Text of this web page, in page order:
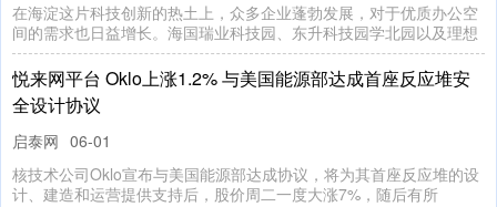
在海淀这片科技创新的热土上，众多企业蓬勃发展，对于优质办公空
间的需求也日益增长。海国瑞业科技园、东升科技园学北园以及理想
悦来网平台 Oklo上涨1.2% 与美国能源部达成首座反应堆安
全设计协议
启泰网 06-01
核技术公司Oklo宣布与美国能源部达成协议，将为其首座反应堆的设
计、建造和运营提供支持后，股价周二一度大涨7%，随后有所